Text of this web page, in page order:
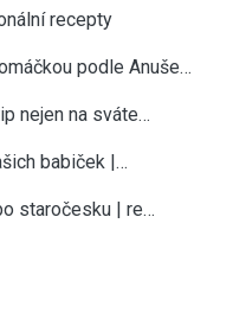
recepty
podle Anuše…
nejen na sváte…
babiček |…
staročesku | re…